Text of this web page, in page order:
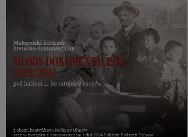
DEDYKOWANY
DLA
UCZESTNIKÓW
MAŁOPOLSKIEGO
KONKURSU
LITERACKO-
DOKUMENTALNEGO